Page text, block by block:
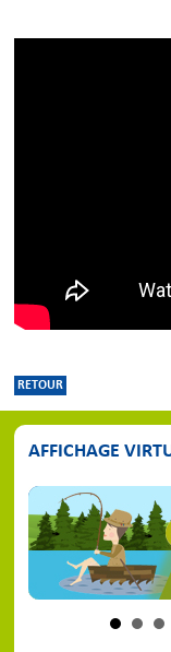
RETOUR
AFFICHAGE